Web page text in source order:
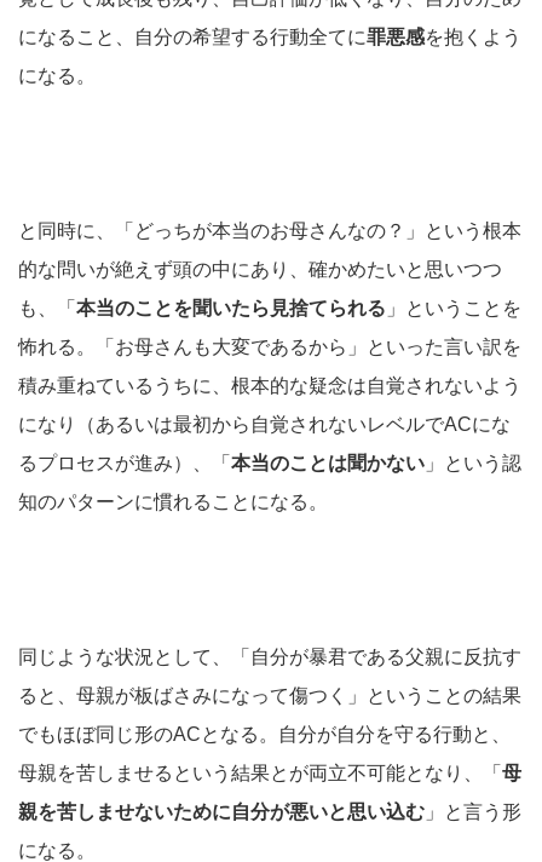
になること、自分の希望する行動全てに罪悪感を抱くよう
になる。
と同時に、「どっちが本当のお母さんなの？」という根本
的な問いが絶えず頭の中にあり、確かめたいと思いつつ
も、「 本当のことを聞いたら見捨てられる 」ということを
怖れる。「お母さんも大変であるから」といった言い訳を
積み重ねているうちに、根本的な疑念は自覚されないよう
になり（あるいは最初から自覚されないレベルでACにな
るプロセスが進み）、「 本当のことは聞かない 」という認
知のパターンに慣れることになる。
同じような状況として、「自分が暴君である父親に反抗す
ると、母親が板ばさみになって傷つく」ということの結果
でもほぼ同じ形のACとなる。自分が自分を守る行動と、
母親を苦しませるという結果とが両立不可能となり、「 母
親を苦しませないために自分が悪いと思い込む 」と言う形
になる。